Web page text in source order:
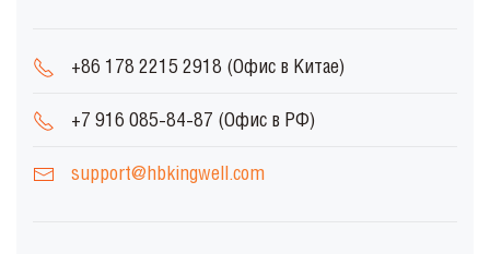
+86 178 2215 2918 (Офис в Китае)
+7 916 085-84-87 (Офис в РФ)
support@hbkingwell.com